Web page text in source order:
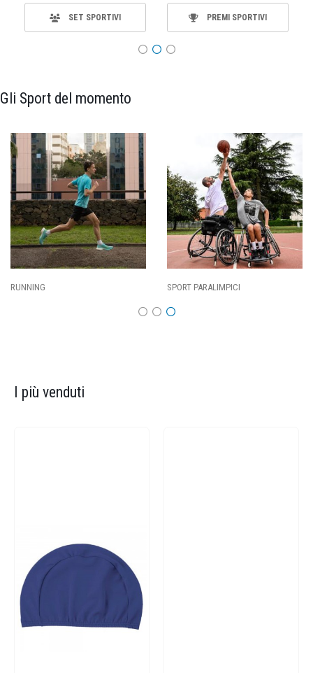
SET SPORTIVI PREMI SPORTIVI
Gli Sport del momento
RUNNING SPORT PARALIMPICI
I più venduti